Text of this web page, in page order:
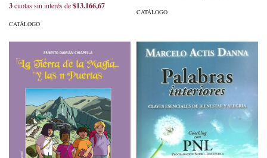
3cuotas sin interés de$13.166,67
CATÁLOGO
CATÁLOGO